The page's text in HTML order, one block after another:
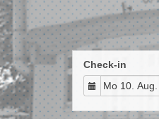
Check-in